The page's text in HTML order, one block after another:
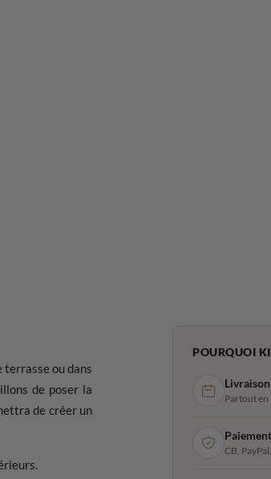
ou dans
de poser la
de créer un
POURQUOI
Partout
CB,